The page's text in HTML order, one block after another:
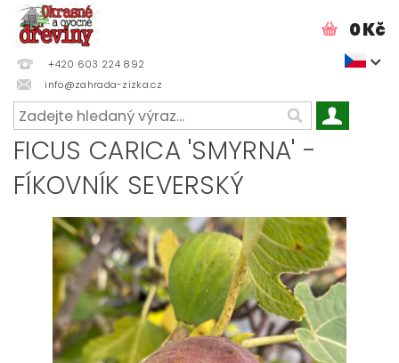
+420 603 224 892
info@zahrada-zizka.cz
0 Kč
FICUS CARICA 'SMYRNA' -
FÍKOVNÍK SEVERSKÝ